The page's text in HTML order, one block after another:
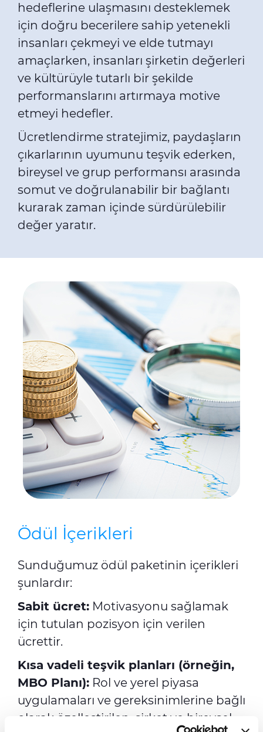
hedeflerine ulaşmasını desteklemek
için doğru becerilere sahip yetenekli
insanları çekmeyi ve elde tutmayı
amaçlarken, insanları şirketin değerleri
ve kültürüyle tutarlı bir şekilde
performanslarını artırmaya motive
etmeyi hedefler.
Ücretlendirme stratejimiz, paydaşların
çıkarlarının uyumunu teşvik ederken,
bireysel ve grup performansı arasında
somut ve doğrulanabilir bir bağlantı
kurarak zaman içinde sürdürülebilir
değer yaratır.
Ödül İçerikleri
Sunduğumuz ödül paketinin içerikleri
şunlardır:
Sabit ücret: Motivasyonu sağlamak
için tutulan pozisyon için verilen
ücrettir.
Kısa vadeli teşvik planları (örneğin,
MBO Planı): Rol ve yerel piyasa
uygulamaları ve gereksinimlerine bağlı
olarak özelleştirilen, şirket ve bireysel